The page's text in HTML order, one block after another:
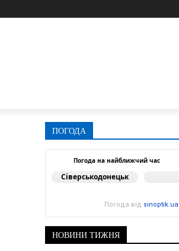
ПОГОДА
Погода на найближчий час
Сіверськодонецьк
Погода від sinoptik.ua
НОВИНИ ТИЖНЯ